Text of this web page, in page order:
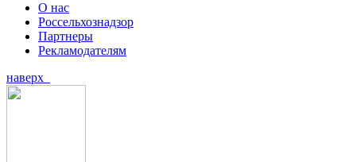
О нас
Россельхознадзор
Партнеры
Рекламодателям
наверх